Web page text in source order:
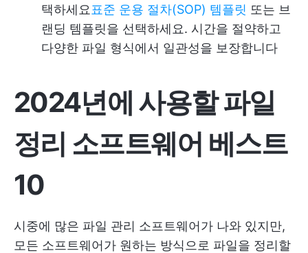
택하세요 표준 운용 절차(SOP) 템플릿 또는 브
랜딩 템플릿을 선택하세요. 시간을 절약하고
다양한 파일 형식에서 일관성을 보장합니다
2024년에 사용할 파일
정리 소프트웨어 베스트
10
시중에 많은 파일 관리 소프트웨어가 나와 있지만,
모든 소프트웨어가 원하는 방식으로 파일을 정리할